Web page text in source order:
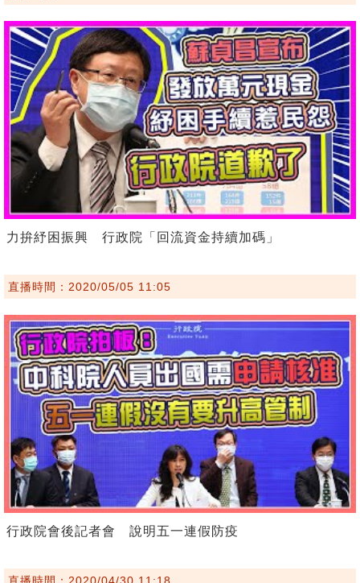
力拚紓困振興 行政院「回流資金持續加碼」
直播時間：2020/05/05 11:05
行政院會後記者會 說明五一連假防疫